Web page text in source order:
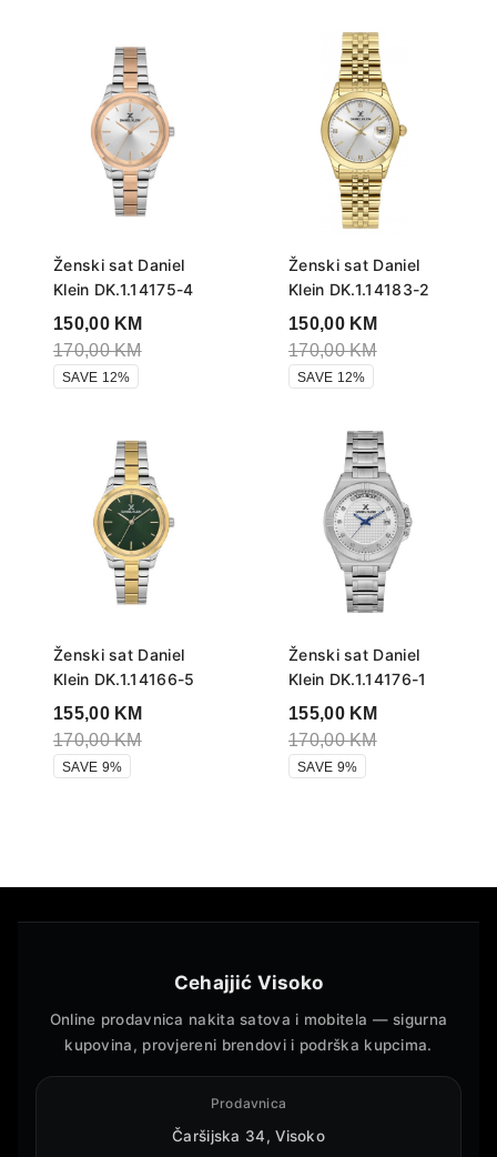
Ženski sat Daniel
Klein DK.1.14175-4
150,00 KM
170,00KM
SAVE 12%
Ženski sat Daniel
Klein DK.1.14183-2
150,00 KM
170,00KM
SAVE 12%
Ženski sat Daniel
Klein DK.1.14166-5
155,00 KM
170,00KM
SAVE 9%
Ženski sat Daniel
Klein DK.1.14176-1
155,00 KM
170,00KM
SAVE 9%
Cehajjić Visoko
Online prodavnica nakita satova i mobitela — sigurna
kupovina, provjereni brendovi i podrška kupcima.
Prodavnica
Čaršijska 34, Visoko